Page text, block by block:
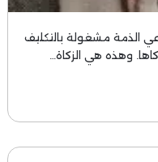
الذمة مشغولة بالتكليف
وهذه هي الزكاة…